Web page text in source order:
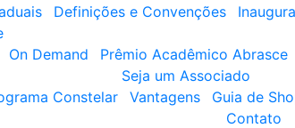
Definições e Convenções
On Demand Prêmio Acadêmico Abrasce
Seja um Associado
Constelar
Vantagens Guia de
Contato